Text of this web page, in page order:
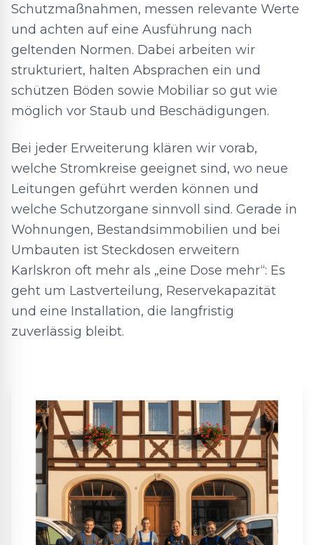
Schutzmaßnahmen, messen relevante Werte
und achten auf eine Ausführung nach
geltenden Normen. Dabei arbeiten wir
strukturiert, halten Absprachen ein und
schützen Böden sowie Mobiliar so gut wie
möglich vor Staub und Beschädigungen.
Bei jeder Erweiterung klären wir vorab,
welche Stromkreise geeignet sind, wo neue
Leitungen geführt werden können und
welche Schutzorgane sinnvoll sind. Gerade in
Wohnungen, Bestandsimmobilien und bei
Umbauten ist Steckdosen erweitern
Karlskron oft mehr als „eine Dose mehr“: Es
geht um Lastverteilung, Reservekapazität
und eine Installation, die langfristig
zuverlässig bleibt.